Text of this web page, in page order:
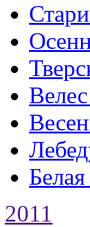
2011